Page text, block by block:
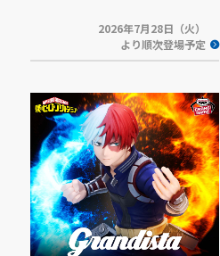
2026年7月28日（火）
より順次登場予定